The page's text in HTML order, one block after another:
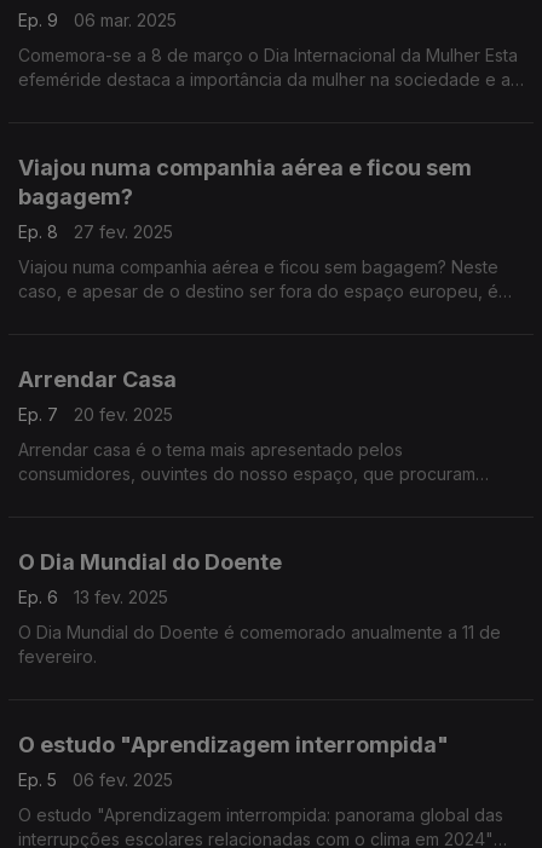
Ep. 9
06 mar. 2025
Comemora-se a 8 de março o Dia Internacional da Mulher Esta
efeméride destaca a importância da mulher na sociedade e a
Viajou numa companhia aérea e ficou sem
bagagem?
Ep. 8
27 fev. 2025
Viajou numa companhia aérea e ficou sem bagagem? Neste
caso, e apesar de o destino ser fora do espaço europeu, é
Arrendar Casa
Ep. 7
20 fev. 2025
Arrendar casa é o tema mais apresentado pelos
consumidores, ouvintes do nosso espaço, que procuram
O Dia Mundial do Doente
Ep. 6
13 fev. 2025
O Dia Mundial do Doente é comemorado anualmente a 11 de
fevereiro.
O estudo "Aprendizagem interrompida"
Ep. 5
06 fev. 2025
O estudo "Aprendizagem interrompida: panorama global das
interrupções escolares relacionadas com o clima em 2024"